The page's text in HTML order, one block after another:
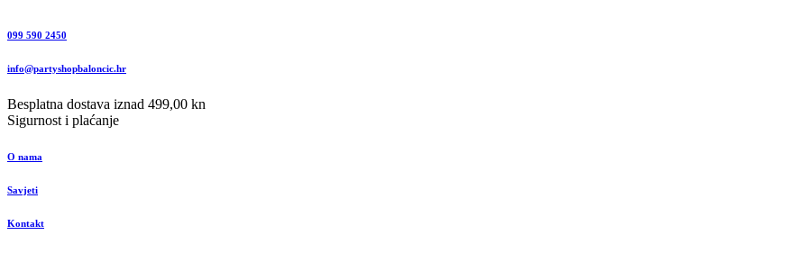
099 590 2450
info@partyshopbaloncic.hr
Besplatna dostava iznad 499,00 kn
Sigurnost i plaćanje
O nama
Savjeti
Kontakt